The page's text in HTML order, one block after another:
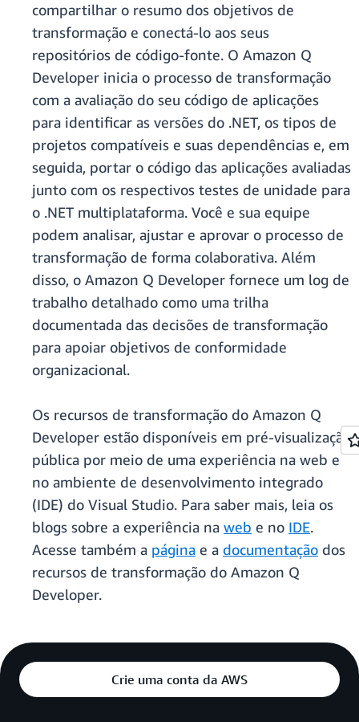
compartilhar o resumo dos objetivos de
transformação e conectá-lo aos seus
repositórios de código-fonte. O Amazon Q
Developer inicia o processo de transformação
com a avaliação do seu código de aplicações
para identificar as versões do .NET, os tipos de
projetos compatíveis e suas dependências e, em
seguida, portar o código das aplicações avaliadas
junto com os respectivos testes de unidade para
o .NET multiplataforma. Você e sua equipe
podem analisar, ajustar e aprovar o processo de
transformação de forma colaborativa. Além
disso, o Amazon Q Developer fornece um log de
trabalho detalhado como uma trilha
documentada das decisões de transformação
para apoiar objetivos de conformidade
organizacional.
Os recursos de transformação do Amazon Q
Developer estão disponíveis em pré-visualização
pública por meio de uma experiência na web e
no ambiente de desenvolvimento integrado
(IDE) do Visual Studio. Para saber mais, leia os
blogs sobre a experiência na web e no IDE.
Acesse também a página e a documentação dos
recursos de transformação do Amazon Q
Developer.
Crie uma conta da AWS